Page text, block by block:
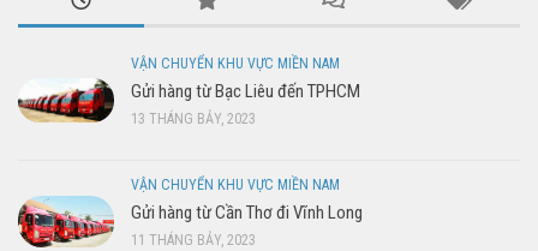
VẬN CHUYỂN KHU VỰC MIỀN NAM
Gửi hàng từ Bạc Liêu đến TPHCM
13 THÁNG BẢY, 2023
VẬN CHUYỂN KHU VỰC MIỀN NAM
Gửi hàng từ Cần Thơ đi Vĩnh Long
11 THÁNG BẢY, 2023